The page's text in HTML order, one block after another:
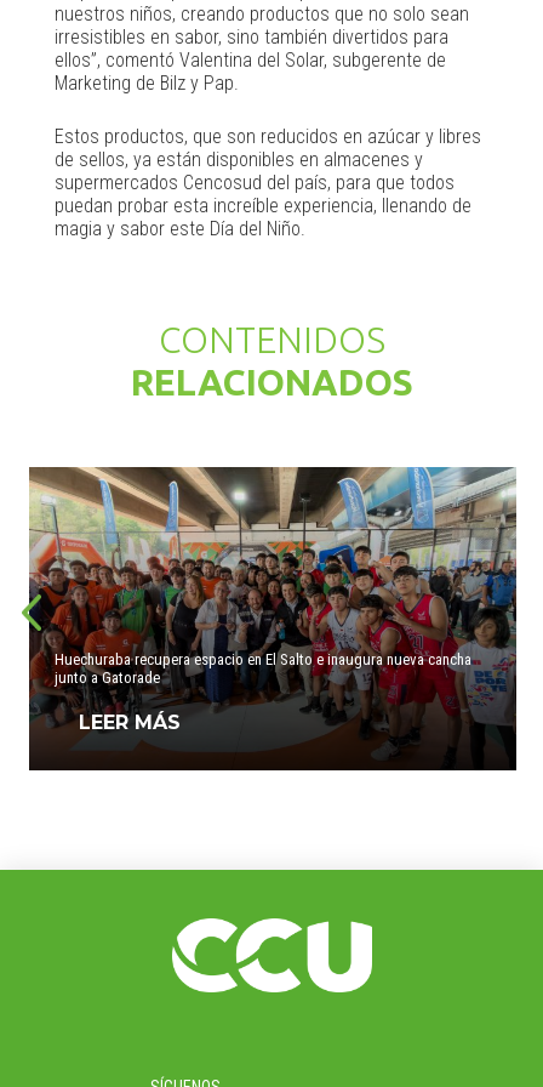
nuestros niños, creando productos que no solo sean
irresistibles en sabor, sino también divertidos para
ellos”, comentó Valentina del Solar, subgerente de
Marketing de Bilz y Pap.
Estos productos, que son reducidos en azúcar y libres
de sellos, ya están disponibles en almacenes y
supermercados Cencosud del país, para que todos
puedan probar esta increíble experiencia, llenando de
magia y sabor este Día del Niño.
CONTENIDOS
RELACIONADOS
Huechuraba recupera espacio en El Salto e inaugura nueva cancha
junto a Gatorade
LEER MÁS